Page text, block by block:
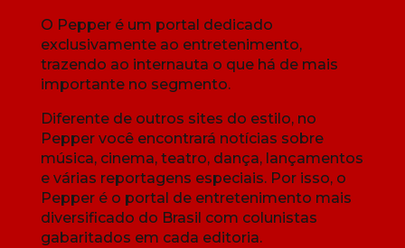
O Pepper é um portal dedicado
exclusivamente ao entretenimento,
trazendo ao internauta o que há de mais
importante no segmento.
Diferente de outros sites do estilo, no
Pepper você encontrará notícias sobre
música, cinema, teatro, dança, lançamentos
e várias reportagens especiais. Por isso, o
Pepper é o portal de entretenimento mais
diversificado do Brasil com colunistas
gabaritados em cada editoria.